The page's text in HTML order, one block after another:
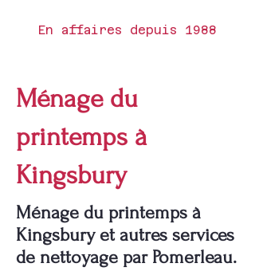
En affaires depuis 1988
Ménage du
printemps à
Kingsbury
Ménage du printemps à
Kingsbury et autres services
de nettoyage par Pomerleau.